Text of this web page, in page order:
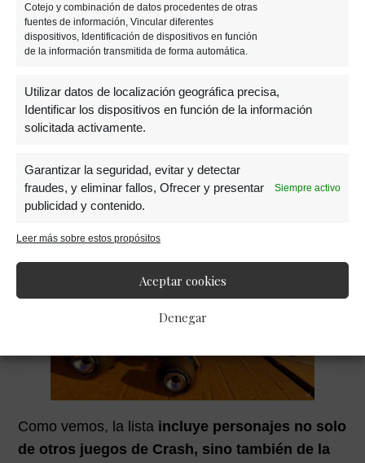
Cotejo y combinación de datos procedentes de otras
fuentes de información, Vincular diferentes
dispositivos, Identificación de dispositivos en función
de la información transmitida de forma automática.
Utilizar datos de localización geográfica precisa,
Identificar los dispositivos en función de la información
solicitada activamente.
Garantizar la seguridad, evitar y detectar
fraudes, y eliminar fallos, Ofrecer y presentar
publicidad y contenido.
Siempre activo
Leer más sobre estos propósitos
Aceptar cookies
Denegar
Chick
Emperor Velo
Gnastic Gnorc
Nina Cortex
Habrá personajes de
Spyro
Como vemos, la lista incluye personajes no solo
de otros juegos de Crash, sino también de la